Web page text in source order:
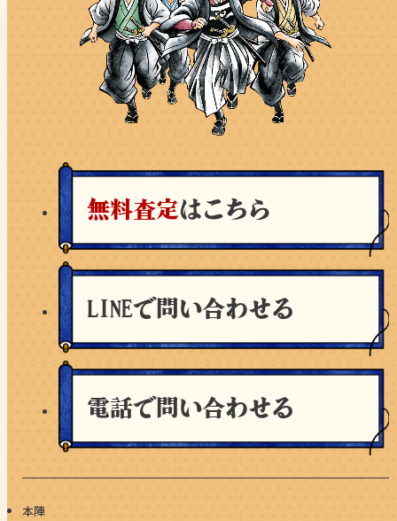
無料査定はこちら
LINEで問い合わせる
電話で問い合わせる
本陣